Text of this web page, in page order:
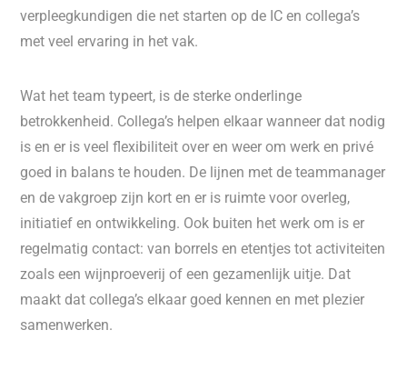
verpleegkundigen die net starten op de IC en collega’s
met veel ervaring in het vak.
Wat het team typeert, is de sterke onderlinge
betrokkenheid. Collega’s helpen elkaar wanneer dat nodig
is en er is veel flexibiliteit over en weer om werk en privé
goed in balans te houden. De lijnen met de teammanager
en de vakgroep zijn kort en er is ruimte voor overleg,
initiatief en ontwikkeling. Ook buiten het werk om is er
regelmatig contact: van borrels en etentjes tot activiteiten
zoals een wijnproeverij of een gezamenlijk uitje. Dat
maakt dat collega’s elkaar goed kennen en met plezier
samenwerken.